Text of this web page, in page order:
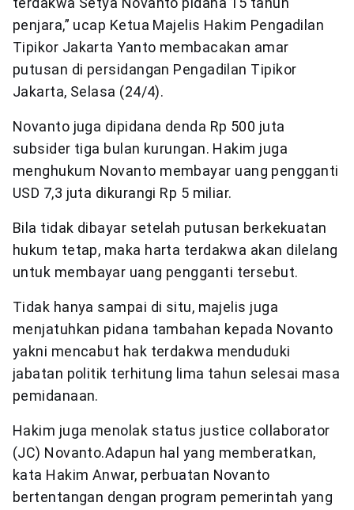
penjara,” ucap Ketua Majelis Hakim Pengadilan
Tipikor Jakarta Yanto membacakan amar
putusan di persidangan Pengadilan Tipikor
Jakarta, Selasa (24/4).
Novanto juga dipidana denda Rp 500 juta
subsider tiga bulan kurungan. Hakim juga
menghukum Novanto membayar uang pengganti
USD 7,3 juta dikurangi Rp 5 miliar.
Bila tidak dibayar setelah putusan berkekuatan
hukum tetap, maka harta terdakwa akan dilelang
untuk membayar uang pengganti tersebut.
Tidak hanya sampai di situ, majelis juga
menjatuhkan pidana tambahan kepada Novanto
yakni mencabut hak terdakwa menduduki
jabatan politik terhitung lima tahun selesai masa
pemidanaan.
Hakim juga menolak status justice collaborator
(JC) Novanto.Adapun hal yang memberatkan,
kata Hakim Anwar, perbuatan Novanto
bertentangan dengan program pemerintah yang